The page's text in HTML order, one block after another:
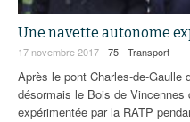
Une navette autonome
17 novembre 2017 - 75- Transport
Après le pont Charles-de-Gaulle
désormais le Bois de
expérimentée par la RATP